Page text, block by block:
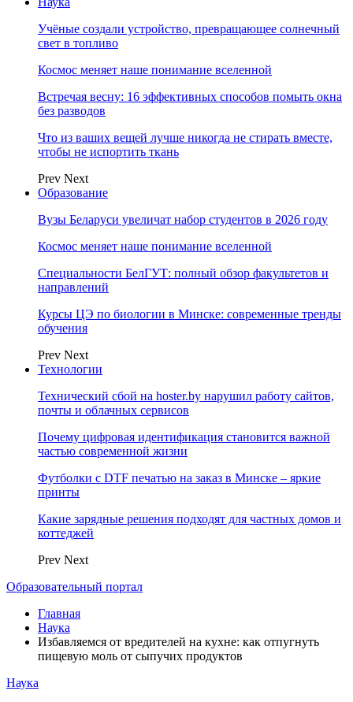
Учёные создали устройство, превращающее солнечный
свет в топливо
Космос меняет наше понимание вселенной
Встречая весну: 16 эффективных способов помыть окна
без разводов
Что из ваших вещей лучше никогда не стирать вместе,
чтобы не испортить ткань
Prev Next
Образование
Вузы Беларуси увеличат набор студентов в 2026 году
Космос меняет наше понимание вселенной
Специальности БелГУТ: полный обзор факультетов и
направлений
Курсы ЦЭ по биологии в Минске: современные тренды
обучения
Prev Next
Технологии
Технический сбой на hoster.by нарушил работу сайтов,
почты и облачных сервисов
Почему цифровая идентификация становится важной
частью современной жизни
Футболки с DTF печатью на заказ в Минске – яркие
принты
Какие зарядные решения подходят для частных домов и
коттеджей
Prev Next
Образовательный портал
Главная
Наука
Избавляемся от вредителей на кухне: как отпугнуть
пищевую моль от сыпучих продуктов
Наука